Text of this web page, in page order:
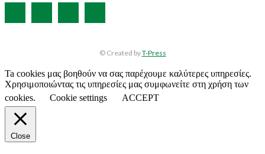
© Created byT-Press
Ta cookies μας βοηθούν να σας παρέχουμε καλύτερες υπηρεσίες.
Χρησιμοποιώντας τις υπηρεσίες μας συμφωνείτε στη χρήση των
cookies.
Cookie settings ACCEPT
Close